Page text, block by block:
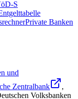
S
Private Banken
und
Zentralbank
,
Volksbanken